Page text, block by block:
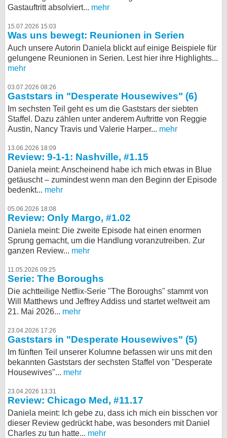
Gastauftritt absolviert... mehr
15.07.2026 15:03
Was uns bewegt: Reunionen in Serien
Auch unsere Autorin Daniela blickt auf einige Beispiele für
gelungene Reunionen in Serien. Lest hier ihre Highlights...
mehr
03.07.2026 08:26
Gaststars in "Desperate Housewives" (6)
Im sechsten Teil geht es um die Gaststars der siebten
Staffel. Dazu zählen unter anderem Auftritte von Reggie
Austin, Nancy Travis und Valerie Harper... mehr
13.06.2026 18:09
Review: 9-1-1: Nashville, #1.15
Daniela meint: Anscheinend habe ich mich etwas in Blue
getäuscht – zumindest wenn man den Beginn der Episode
bedenkt... mehr
05.06.2026 18:08
Review: Only Margo, #1.02
Daniela meint: Die zweite Episode hat einen enormen
Sprung gemacht, um die Handlung voranzutreiben. Zur
ganzen Review... mehr
11.05.2026 09:25
Serie: The Boroughs
Die achtteilige Netflix-Serie "The Boroughs" stammt von
Will Matthews und Jeffrey Addiss und startet weltweit am
21. Mai 2026... mehr
23.04.2026 17:26
Gaststars in "Desperate Housewives" (5)
Im fünften Teil unserer Kolumne befassen wir uns mit den
bekannten Gaststars der sechsten Staffel von "Desperate
Housewives"... mehr
23.04.2026 13:31
Review: Chicago Med, #11.17
Daniela meint: Ich gebe zu, dass ich mich ein bisschen vor
dieser Review gedrückt habe, was besonders mit Daniel
Charles zu tun hatte... mehr